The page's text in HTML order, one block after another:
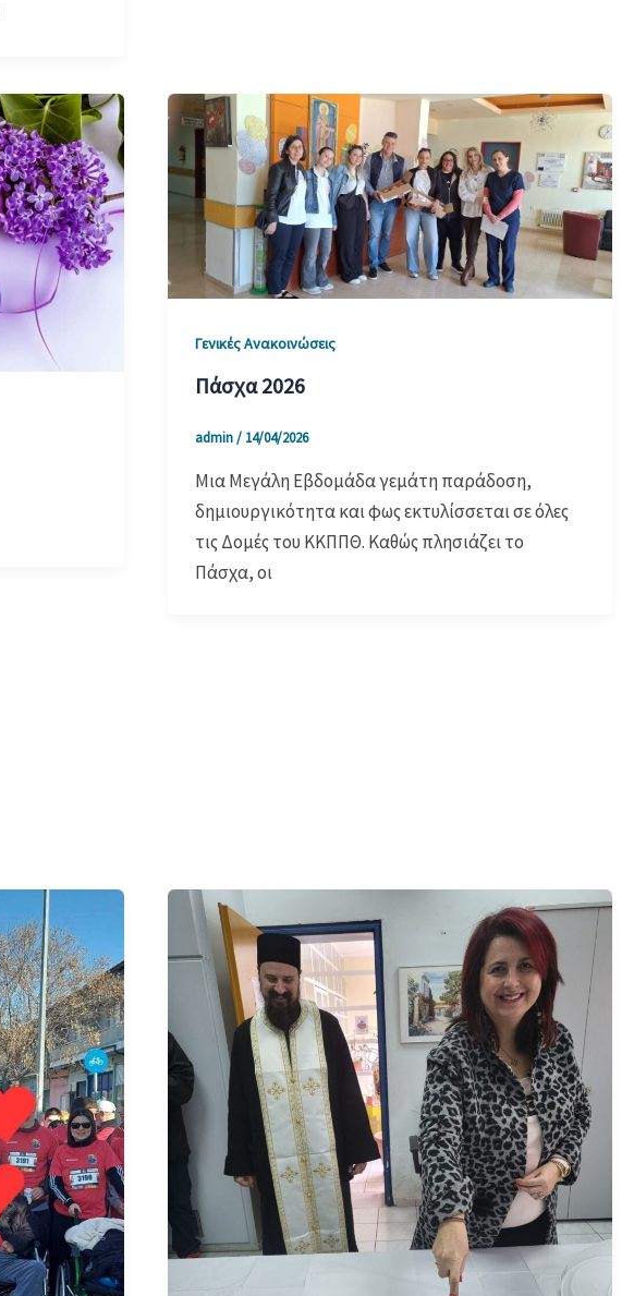
Γενικές Ανακοινώσεις
Πάσχα 2026
admin/ 14/04/2026
Μια Μεγάλη Εβδομάδα γεμάτη παράδοση,
δημιουργικότητα και φως εκτυλίσσεται σε όλες
τις Δομές του ΚΚΠΠΘ. Καθώς πλησιάζει το
Πάσχα, οι